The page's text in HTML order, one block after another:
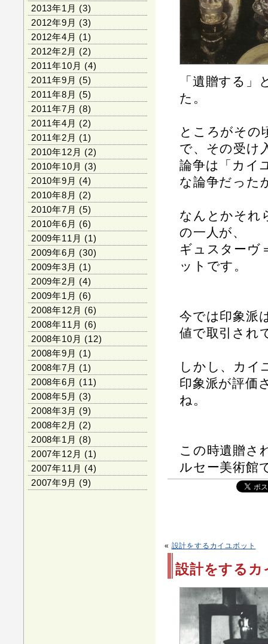
2013年1月 (3)
2012年9月 (3)
2012年4月 (1)
2012年2月 (2)
2011年10月 (4)
2011年9月 (5)
2011年8月 (5)
2011年7月 (8)
2011年4月 (2)
2011年2月 (1)
2010年12月 (2)
2010年10月 (3)
2010年9月 (4)
2010年8月 (2)
2010年7月 (5)
2010年6月 (6)
2009年11月 (1)
2009年6月 (30)
2009年3月 (1)
2009年2月 (4)
2009年1月 (6)
2008年12月 (6)
2008年11月 (6)
2008年10月 (12)
2008年9月 (1)
2008年7月 (1)
2008年6月 (11)
2008年5月 (3)
2008年3月 (9)
2008年2月 (2)
2008年1月 (8)
2007年12月 (1)
2007年11月 (4)
2007年9月 (9)
「遺贈する
た。
ところがその
で、その受け
論争は「カイ
な論争だった
なんとかそれ
の一人が、
ギュスターヴ
ットです。
今では印象派
値で取引され
しかし、カイ
印象派が評価
ね。
この時遺贈さ
ルセー美術館
« 設計をするカイユボット
設計をするカ